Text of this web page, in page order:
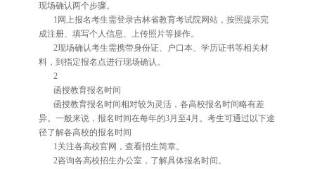
现场确认两个步骤。
1网上报名考生需登录吉林省教育考试院网站，按照提示完
成注册、填写个人信息、上传照片等操作。
2现场确认考生需携带身份证、户口本、学历证书等相关材
料，到指定报名点进行现场确认。
2
函授教育报名时间
函授教育报名时间相对较为灵活，各高校报名时间略有差
异。一般来说，报名时间在每年的3月至4月。考生可通过以下途
径了解各高校的报名时间
1关注各高校官网，查看招生简章。
2咨询各高校招生办公室，了解具体报名时间。